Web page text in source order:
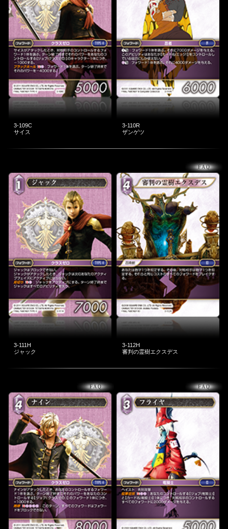
3-109C
サイス
3-110R
ザンゲツ
3-111H
ジャック
3-112H
審判の霊樹エクスデス